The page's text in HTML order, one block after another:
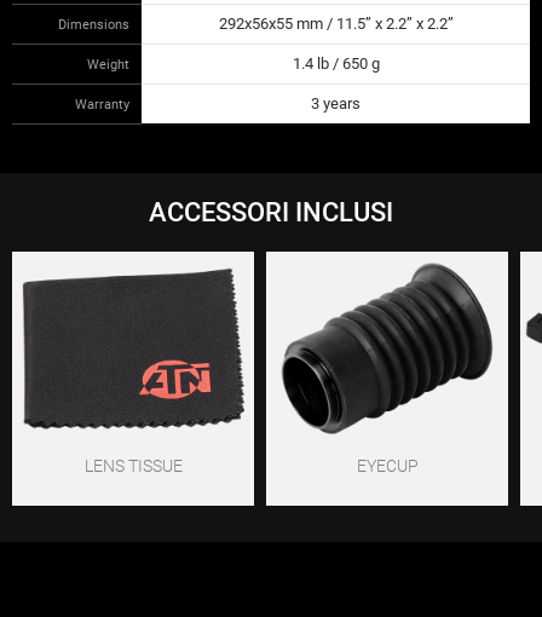
Dimensions 292x56x55 mm / 11.5” x 2.2” x 2.2”
Weight 1.4 lb / 650 g
Warranty 3 years
ACCESSORI INCLUSI
LENS TISSUE EYECUP